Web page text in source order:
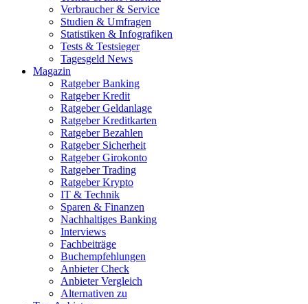
Verbraucher & Service
Studien & Umfragen
Statistiken & Infografiken
Tests & Testsieger
Tagesgeld News
Magazin
Ratgeber Banking
Ratgeber Kredit
Ratgeber Geldanlage
Ratgeber Kreditkarten
Ratgeber Bezahlen
Ratgeber Sicherheit
Ratgeber Girokonto
Ratgeber Trading
Ratgeber Krypto
IT & Technik
Sparen & Finanzen
Nachhaltiges Banking
Interviews
Fachbeiträge
Buchempfehlungen
Anbieter Check
Anbieter Vergleich
Alternativen zu